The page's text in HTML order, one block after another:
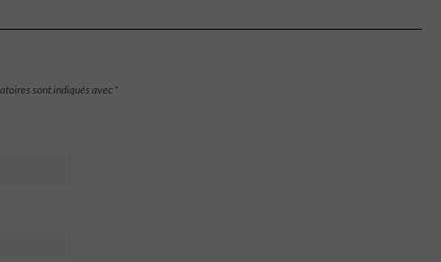
sont indiqués avec*